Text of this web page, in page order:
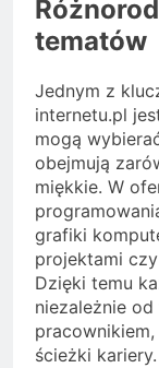
tematów
Jednym z
internetu.pl
mogą
obejmują
miękkie. W
grafiki
projektami
Dzięki temu
niezależnie
ścieżki kariery.